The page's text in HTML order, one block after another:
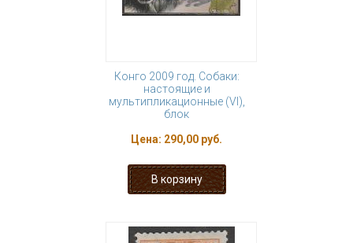
Конго 2009 год. Собаки:
настоящие и
мультипликационные (VI),
блок
Цена: 290,00 руб.